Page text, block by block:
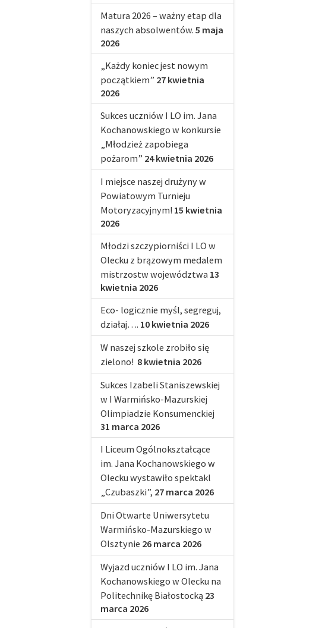
Matura 2026 – ważny etap dla
naszych absolwentów. 5 maja
2026
„Każdy koniec jest nowym
początkiem” 27 kwietnia
2026
Sukces uczniów I LO im. Jana
Kochanowskiego w konkursie
„Młodzież zapobiega
pożarom” 24 kwietnia 2026
I miejsce naszej drużyny w
Powiatowym Turnieju
Motoryzacyjnym! 15 kwietnia
2026
Młodzi szczypiorniści I LO w
Olecku z brązowym medalem
mistrzostw województwa 13
kwietnia 2026
Eco- logicznie myśl, segreguj,
działaj…. 10 kwietnia 2026
W naszej szkole zrobiło się
zielono! 8 kwietnia 2026
Sukces Izabeli Staniszewskiej
w I Warmińsko-Mazurskiej
Olimpiadzie Konsumenckiej
31 marca 2026
I Liceum Ogólnokształcące
im. Jana Kochanowskiego w
Olecku wystawiło spektakl
„Czubaszki”, 27 marca 2026
Dni Otwarte Uniwersytetu
Warmińsko-Mazurskiego w
Olsztynie 26 marca 2026
Wyjazd uczniów I LO im. Jana
Kochanowskiego w Olecku na
Politechnikę Białostocką 23
marca 2026